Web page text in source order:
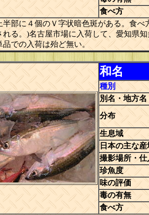
食べ方
半部に４個のＶ字状暗色斑がある。食
れる。)名古屋市場に入荷して、愛知県
品での入荷は殆ど無い。
和名
種別
別名・地方名
分布
生息域
日本の主な産
撮影場所・仕
珍魚度
味の評価
毒の有無
食べ方